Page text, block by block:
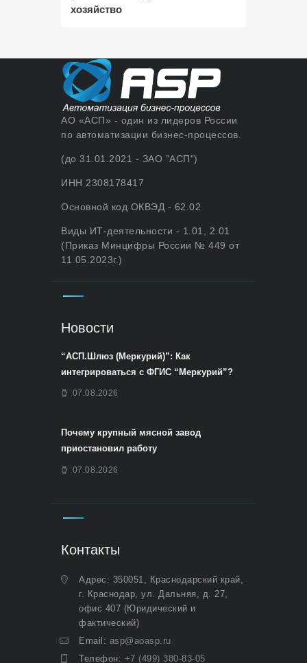
хозяйство
АО «АСП» - один из лидеров России
по автоматизации бизнес-процессов.
(до 31.01.2021 - ЗАО "АСП")
ИНН 2308178417
Основной код ОКВЭД - 62.02
Виды ИТ-деятельности - 1.01, 2.01
(Приказ Минцифры России № 449 от
11.05.2023г.)
Новости
“АСП.Шлюз (Меркурий)”: Как
интегрироваться с ФГИС “Меркурий”?
07.08.2026
Почему крупный мясной завод
приостановил работу
07.08.2026
Контакты
Адрес: 350051, Краснодарский край,
г. Краснодар, ул. Дальняя, д. 27,
офис 407 (Юридический и
фактический)
Email: asp@aoasp.ru
Телефон: +7 (499) 380-83-05